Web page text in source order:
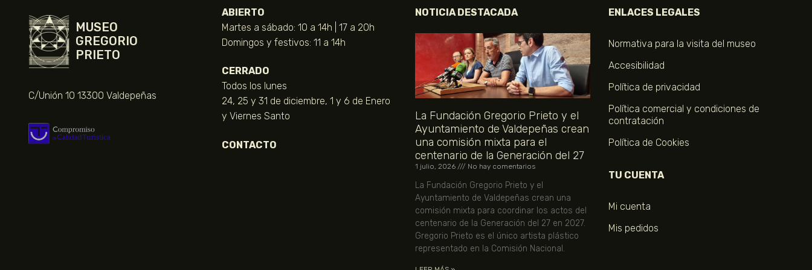
MUSEO
GREGORIO
PRIETO
C/Unión 10 13300 Valdepeñas
ABIERTO
Martes a sábado: 10 a 14h | 17 a 20h
Domingos y festivos: 11 a 14h
CERRADO
Todos los lunes
24, 25 y 31 de diciembre, 1 y 6 de Enero
y Viernes Santo
CONTACTO
NOTICIA DESTACADA
La Fundación Gregorio Prieto y el
Ayuntamiento de Valdepeñas crean
una comisión mixta para el
centenario de la Generación del 27
1 julio, 2026 No hay comentarios
La Fundación Gregorio Prieto y el
Ayuntamiento de Valdepeñas crean una
comisión mixta para coordinar los actos del
centenario de la Generación del 27 en 2027.
Gregorio Prieto es el único artista plástico
representado en la Comisión Nacional.
ENLACES LEGALES
Normativa para la visita del museo
Accesibilidad
Política de privacidad
Política comercial y condiciones de
contratación
Política de Cookies
TU CUENTA
Mi cuenta
Mis pedidos